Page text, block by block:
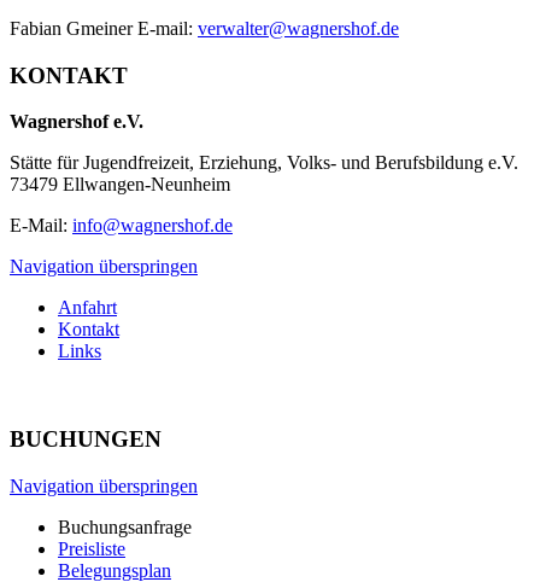
Fabian Gmeiner E-mail: verwalter@wagnershof.de
KONTAKT
Wagnershof e.V.
Stätte für Jugendfreizeit, Erziehung, Volks- und Berufsbildung e.V.
73479 Ellwangen-Neunheim
E-Mail: info@wagnershof.de
Navigation überspringen
Anfahrt
Kontakt
Links
BUCHUNGEN
Navigation überspringen
Buchungsanfrage
Preisliste
Belegungsplan